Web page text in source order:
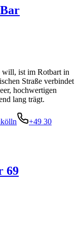
will, ist im Rotbart in
Straße verbindet
hochwertigen
lang trägt.
+49 30
69